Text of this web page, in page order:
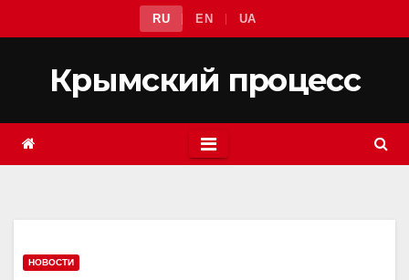
к
содержимому
RU EN UA
Крымский процесс
НОВОСТИ